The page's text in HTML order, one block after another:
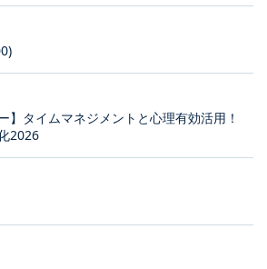
】タイムマネジメントと心理有効活用！
2026